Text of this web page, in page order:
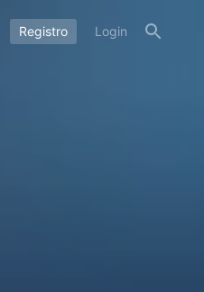
Registro Login